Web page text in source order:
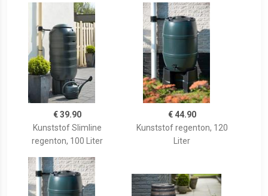
€ 39.90
Kunststof Slimline
regenton, 100 Liter
€ 44.90
Kunststof regenton, 120
Liter